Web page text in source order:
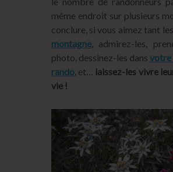
même endroit sur plusieurs
conclure, si vous aimez tant les
montagne, admirez-les,
photo, dessinez-les dans votre
rando, et… laissez-les vivre
vie !